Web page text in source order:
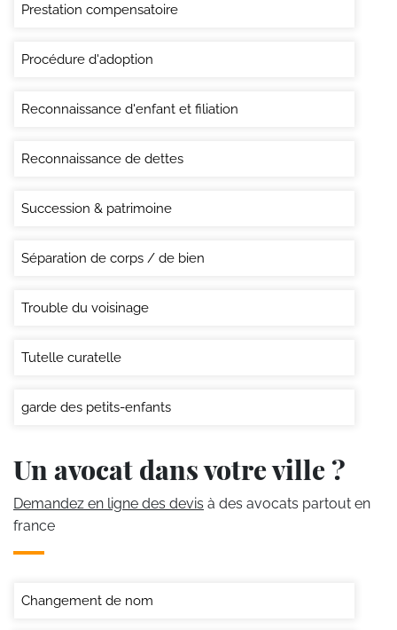
Prestation compensatoire
Procédure d'adoption
Reconnaissance d'enfant et filiation
Reconnaissance de dettes
Succession & patrimoine
Séparation de corps / de bien
Trouble du voisinage
Tutelle curatelle
garde des petits-enfants
Un avocat dans votre ville ?
Demandez en ligne des devis à des avocats partout en
france
Changement de nom